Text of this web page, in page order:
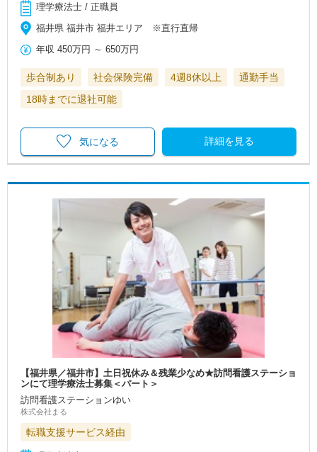
理学療法士 / 正職員
福井県 福井市 福井エリア ※直行直帰
年収 450万円 ～650万円
歩合制あり 社会保険完備 4週8休以上
通勤手当
18時までに退社可能
詳細を見る
気になる
【福井県／福井市】土日祝休み＆残業少なめ★訪問看護ステーショ
ンにて理学療法士募集＜パート＞
訪問看護ステーションゆい
株式会社まる
転職支援サービス経由